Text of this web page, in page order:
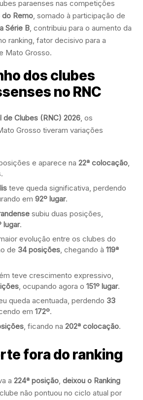
paraenses nas competições
Remo , somado à participação de
Série B , contribuiu para o aumento da
ranking, fator decisivo para a
Mato Grosso.
dos clubes
no RNC
de Clubes (RNC) 2026 , os
Grosso tiveram variações
e aparece na 22ª colocação
teve queda significativa, perdendo
em 92º lugar.
subiu duas posições,
lugar.
evolução entre os clubes do
de 34 posições, chegando à 119ª
teve crescimento expressivo,
, ocupando agora o 151º lugar.
queda acentuada, perdendo 33
em 172º.
, ficando na 202ª colocação.
fora do ranking
a 224ª posição deixou o Ranking
não pontuou no ciclo atual por